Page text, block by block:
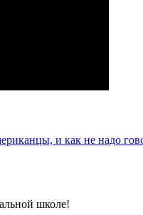
и как не надо
школе!